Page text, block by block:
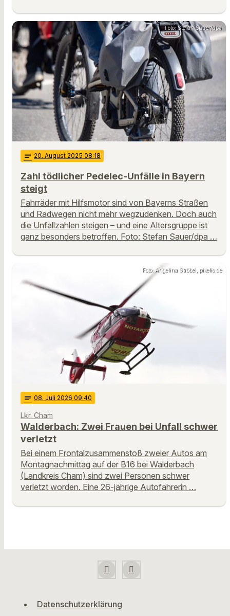
Foto: Stefan Sauer/dpa
notes 20. August 2025 08:18
Zahl tödlicher Pedelec-Unfälle in Bayern
steigt
Fahrräder mit Hilfsmotor sind von Bayerns Straßen
und Radwegen nicht mehr wegzudenken. Doch auch
die Unfallzahlen steigen – und eine Altersgruppe ist
ganz besonders betroffen. Foto: Stefan Sauer/dpa …
Foto: Angelina Ströbel, pixelio.de
notes 08. Juli 2026 09:40
Lkr. Cham
Walderbach: Zwei Frauen bei Unfall schwer
verletzt
Bei einem Frontalzusammenstoß zweier Autos am
Montagnachmittag auf der B16 bei Walderbach
(Landkreis Cham) sind zwei Personen schwer
verletzt worden. Eine 26-jährige Autofahrerin …
Datenschutzerklärung